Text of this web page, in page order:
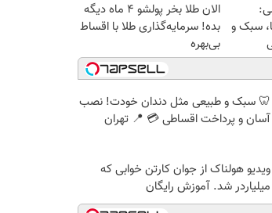
سبک و
الان طلا بخر پولشو 4 ماه دیگه
بده! سرمایه‌گذاری طلا با اقساط
بی‌بهره
🦷 سبک و طبیعی مثل دندان خودت! نصب
آسان و پرداخت اقساطی 💳 📍 تهران
ویدیو هولناک از جوان کارتن خوابی که
میلیاردر شد. آموزش رایگان